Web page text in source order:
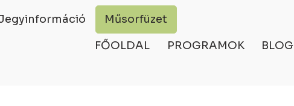
Műsorfüzet
FŐOLDAL PROGRAMOK BLOG